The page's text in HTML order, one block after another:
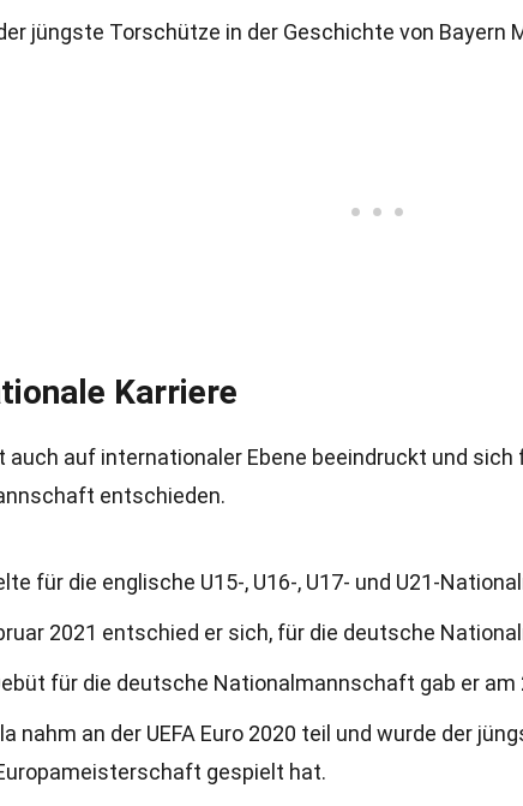
jüngste Torschütze in der Geschichte von Bayern
Karriere
auch auf internationaler Ebene beeindruckt und sich
entschieden.
für die englische U15-, U16-, U17- und U21-
2021 entschied er sich, für die deutsche
für die deutsche Nationalmannschaft gab er am
nahm an der UEFA Euro 2020 teil und wurde der
gespielt hat.